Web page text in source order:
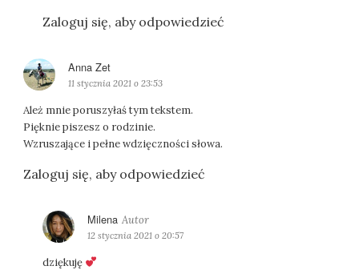
e
Zaloguj się, aby odpowiedzieć
Anna Zet
i
z
e
:
11 stycznia 2021 o 23:53
Ależ mnie poruszyłaś tym tekstem.
Pięknie piszesz o rodzinie.
Wzruszające i pełne wdzięczności słowa.
Zaloguj się, aby odpowiedzieć
Milena
i
12 stycznia 2021 o 20:57
dziękuję